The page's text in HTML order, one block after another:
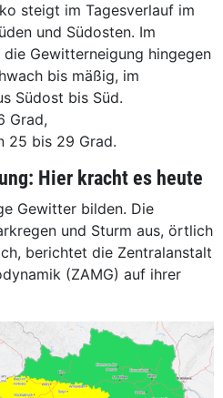
steigt im Tagesverlauf im
und Südosten. Im
Gewitterneigung hingegen
bis mäßig, im
Südost bis Süd.
Grad,
25 bis 29 Grad.
Hier kracht es heute
Gewitter bilden. Die
und Sturm aus, örtlich
berichtet die Zentralanstalt
(ZAMG) auf ihrer